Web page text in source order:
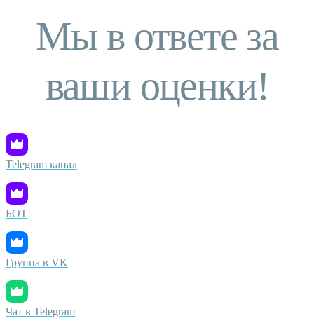
Мы в ответе за
ваши оценки!
Telegram канал
БОТ
Группа в VK
Чат в Telegram